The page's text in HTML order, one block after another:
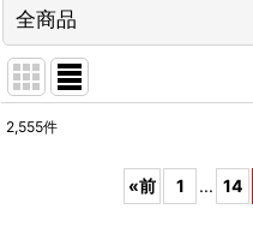
全商品
2,555件
«前 1 ... 14